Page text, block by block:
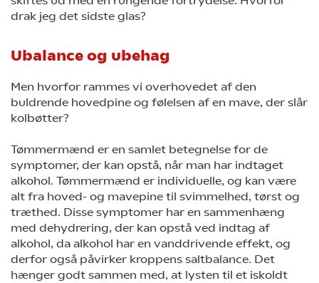
drak jeg det sidste glas?
Ubalance og ubehag
Men hvorfor rammes vi overhovedet af den
buldrende hovedpine og følelsen af en mave, der slår
kolbøtter?
Tømmermænd er en samlet betegnelse for de
symptomer, der kan opstå, når man har indtaget
alkohol. Tømmermænd er individuelle, og kan være
alt fra hoved- og mavepine til svimmelhed, tørst og
træthed. Disse symptomer har en sammenhæng
med dehydrering, der kan opstå ved indtag af
alkohol, da alkohol har en vanddrivende effekt, og
derfor også påvirker kroppens saltbalance. Det
hænger godt sammen med, at lysten til et iskoldt